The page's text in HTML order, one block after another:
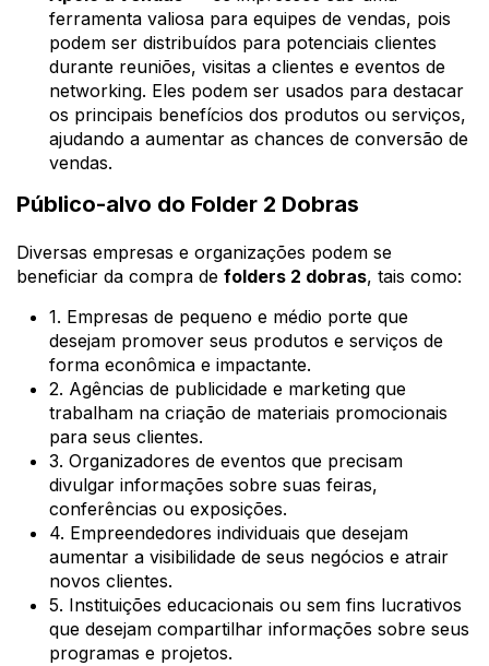
ferramenta valiosa para equipes de vendas, pois
podem ser distribuídos para potenciais clientes
durante reuniões, visitas a clientes e eventos de
networking. Eles podem ser usados para destacar
os principais benefícios dos produtos ou serviços,
ajudando a aumentar as chances de conversão de
vendas.
Público-alvo do Folder 2 Dobras
Diversas empresas e organizações podem se
beneficiar da compra de folders 2 dobras, tais como:
1. Empresas de pequeno e médio porte que
desejam promover seus produtos e serviços de
forma econômica e impactante.
2. Agências de publicidade e marketing que
trabalham na criação de materiais promocionais
para seus clientes.
3. Organizadores de eventos que precisam
divulgar informações sobre suas feiras,
conferências ou exposições.
4. Empreendedores individuais que desejam
aumentar a visibilidade de seus negócios e atrair
novos clientes.
5. Instituições educacionais ou sem fins lucrativos
que desejam compartilhar informações sobre seus
programas e projetos.